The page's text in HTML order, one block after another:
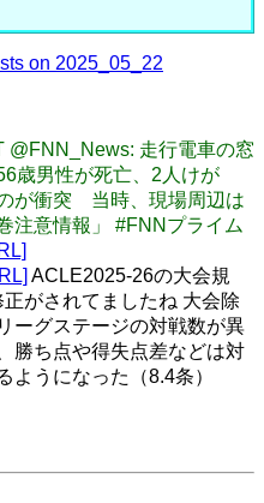
on 2025_05_22
@FNN_News: 走行電車の窓
歳男性が死亡、2人けが
が衝突 当時、現場周辺は
意情報」 #FNNプライム
ACLE2025-26の大会規
がされてましたね 大会除
ーグステージの対戦数が異
勝ち点や得失点差などは対
ようになった（8.4条）